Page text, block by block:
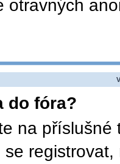
otravných
do fóra?
na